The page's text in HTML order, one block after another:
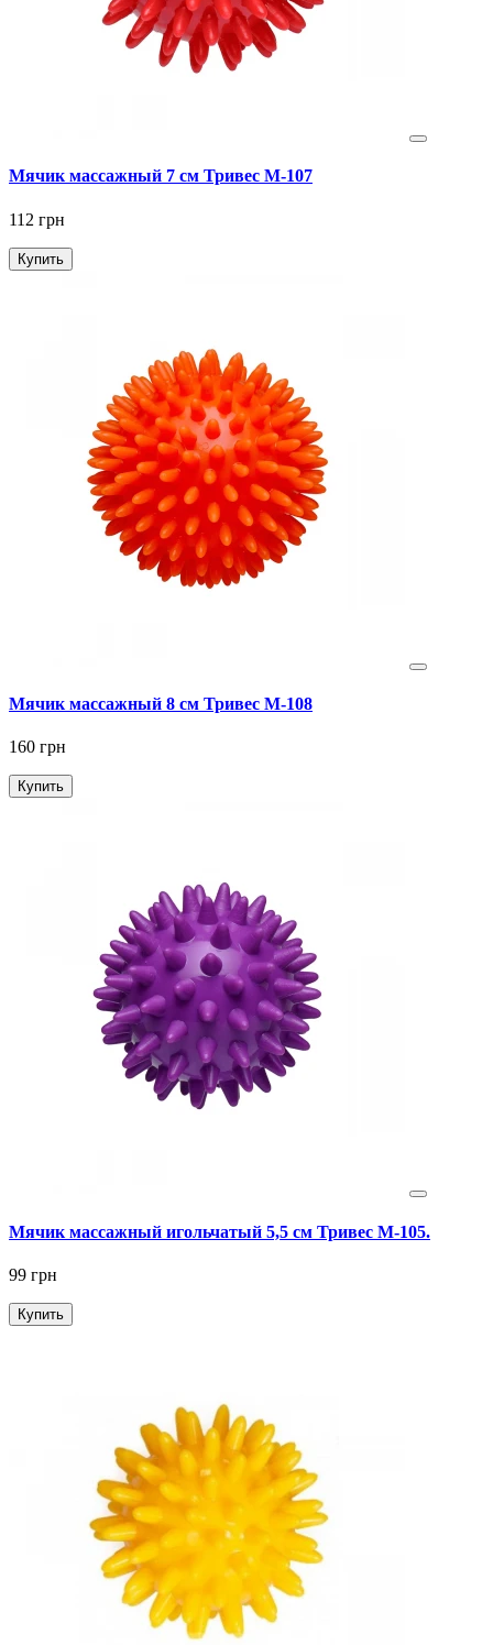
Мячик массажный 7 см Тривес М-107
112 грн
Купить
Мячик массажный 8 см Тривес М-108
160 грн
Купить
Мячик массажный игольчатый 5,5 см Тривес М-105.
99 грн
Купить